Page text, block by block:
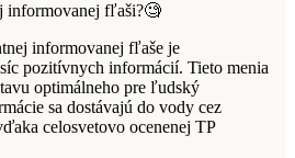
informovanej fľaši?🧐
informovanej fľaše je
pozitívnych informácií. Tieto menia
optimálneho pre ľudský
sa dostávajú do vody cez
celosvetovo ocenenej TP